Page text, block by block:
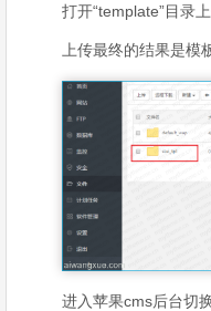
打开“template”目录
上传最终的结果是模
进入苹果cms后台切